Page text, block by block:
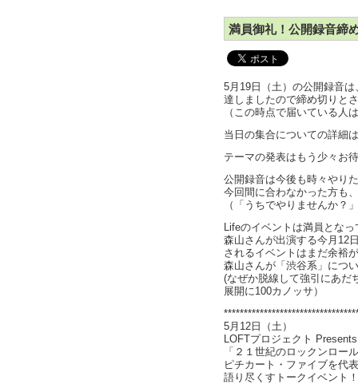
満員御礼！公開録音締
5月19日（土）の公開録音
達しましたので締め切りと
（この時点で届いている人
当日の集合についての詳細
テーマの発表はもう少々お
公開録音は今後も時々やり
今回間に合わなかった方も
（「うちでやりませんか？
Lifeのイベントは満員とな
森山さんが出演する今月12
されるイベントはまだ余裕
森山さんが「渋谷系」につ
(なぜか脱線して強引にあだ
展開に100カノッサ）
5月12日（土）
LOFTプロジェクト Presents
「２１世紀のロックンロー
ピチカート・ファイブを代
語り尽くすトークイベント！